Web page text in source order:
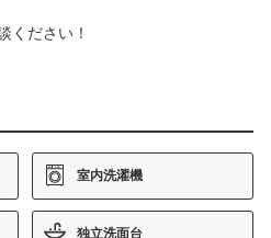
ください！
室内洗濯機
独立洗面台